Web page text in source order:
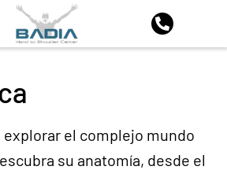
explorar el complejo mundo
su anatomía, desde el